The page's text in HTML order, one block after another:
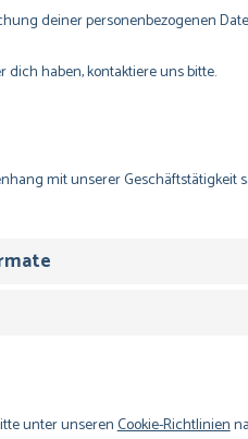
deiner personenbezogenen
haben, kontaktiere uns bitte.
mit unserer Geschäftstätigkeit
unter unserenCookie-Richtlinien